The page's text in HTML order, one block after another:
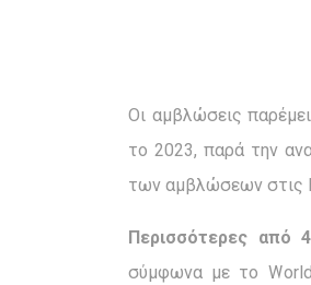
Οι αμβλώσεις
το 2023, παρά την
των αμβλώσεων στις
Περισσότερες από
σύμφωνα με το